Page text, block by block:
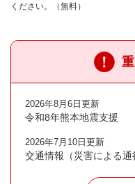
ください。（無料）
2026年8月6日更新
令和8年熊本地震支援
2026年7月10日更新
交通情報（災害による